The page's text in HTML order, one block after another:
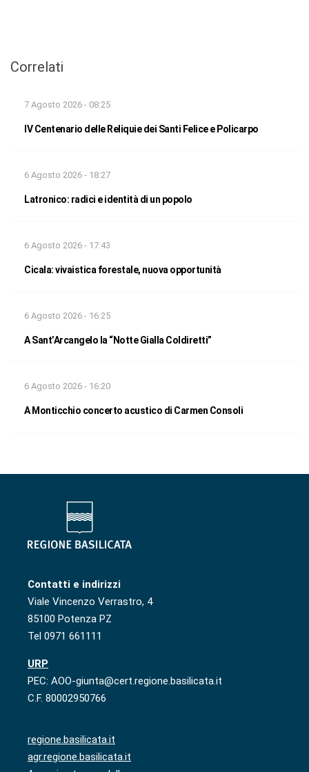
Correlati
7 Agosto 2026 - 08:25
IV Centenario delle Reliquie dei Santi Felice e Policarpo
6 Agosto 2026 - 18:27
Latronico: radici e identità di un popolo
6 Agosto 2026 - 17:43
Cicala: vivaistica forestale, nuova opportunità
6 Agosto 2026 - 16:25
A Sant’Arcangelo la “Notte Gialla Coldiretti”
6 Agosto 2026 - 16:20
A Monticchio concerto acustico di Carmen Consoli
Contatti e indirizzi
Viale Vincenzo Verrastro, 4
85100 Potenza PZ
Tel 0971 661111
URP
PEC: AOO-giunta@cert.regione.basilicata.it
C.F. 80002950766
regione.basilicata.it
agr.regione.basilicata.it